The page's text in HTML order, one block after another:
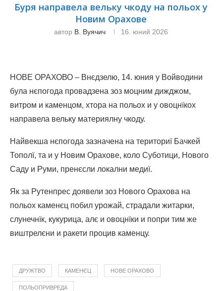
Буря направела вельку чкоду на польох у
Новим Орахове
автор В. Вуячич 16. юний 2026
НОВЕ ОРАХОВО – Внєдзелю, 14. юния у Войводини
була нєпогода провадзена зоз моцним дижджом,
витром и каменцом, хтора на польох и у овоцнїкох
направела вельку материялну чкоду.
Найвекша нєпогода зазначена на териториї Бачкей
Тополї, та и у Новим Орахове, коло Суботици, Нового
Саду и Руми, пренєсли локални медиї.
Як за Рутенпрес доявели зоз Нового Орахова на
польох каменєц побил урожай, страдали житарки,
слунечнїк, кукурица, алє и овоцнїки и попри тим же
виштрелєни и ракети процив каменцу.
ДРУЖТВО КАМЕНЄЦ НОВЕ ОРАХОВО
ПОЛЬОПРИВРЕДА